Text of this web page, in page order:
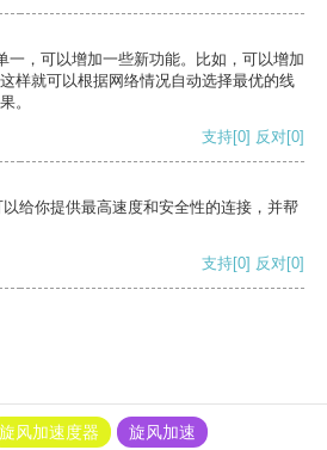
一，可以增加一些新功能。比如，可以增加
样就可以根据网络情况自动选择最优的线
。
支持[0] 反对[0]
给你提供最高速度和安全性的连接，并帮
支持[0] 反对[0]
旋风加速度器
旋风加速